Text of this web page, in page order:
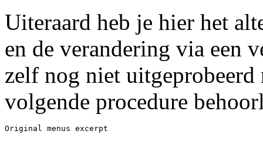
Uiteraard heb je hier het
en de verandering via een
zelf nog niet
volgende procedure
Original menus excerpt